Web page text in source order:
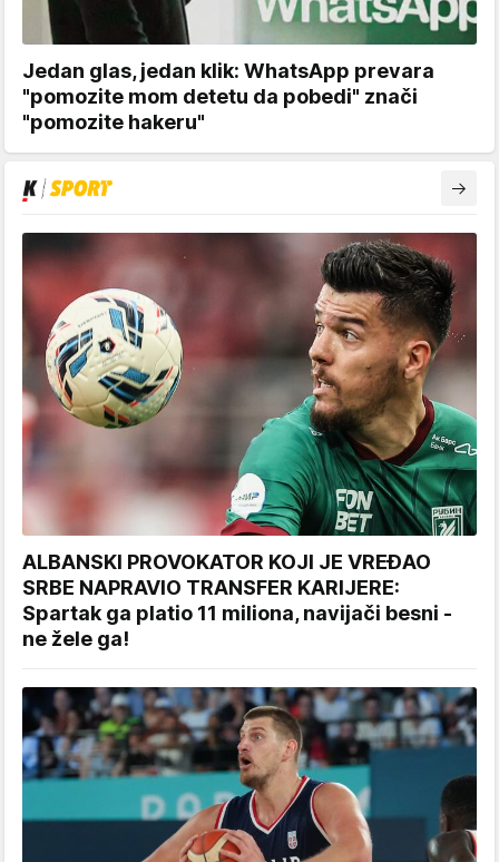
Jedan glas, jedan klik: WhatsApp prevara
"pomozite mom detetu da pobedi" znači
"pomozite hakeru"
ALBANSKI PROVOKATOR KOJI JE VREĐAO
SRBE NAPRAVIO TRANSFER KARIJERE:
Spartak ga platio 11 miliona, navijači besni -
ne žele ga!